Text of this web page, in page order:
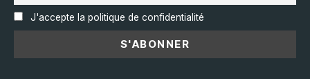
J'accepte la politique de confidentialité